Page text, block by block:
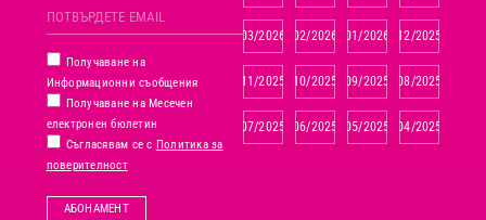
Получаване на
Информационни съобщения
Получаване на Месечен
електронен бюлетин
Съгласявам се с Политика за
поверителност
АБОНАМЕНТ
03/2026 02/2026 01/2026 12/2025
11/2025 10/2025 09/2025 08/2025
07/2025 06/2025 05/2025 04/2025